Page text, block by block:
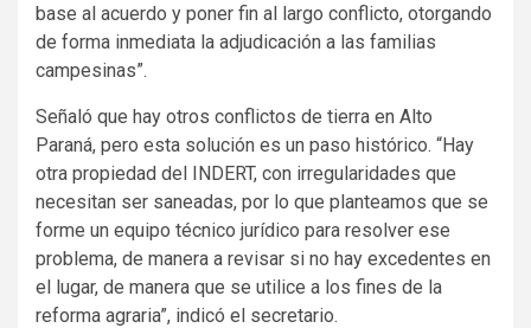
base al acuerdo y poner fin al largo conflicto, otorgando
de forma inmediata la adjudicación a las familias
campesinas”.
Señaló que hay otros conflictos de tierra en Alto
Paraná, pero esta solución es un paso histórico. “Hay
otra propiedad del INDERT, con irregularidades que
necesitan ser saneadas, por lo que planteamos que se
forme un equipo técnico jurídico para resolver ese
problema, de manera a revisar si no hay excedentes en
el lugar, de manera que se utilice a los fines de la
reforma agraria”, indicó el secretario.